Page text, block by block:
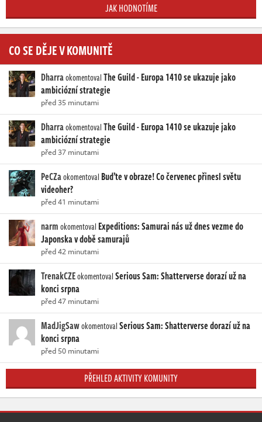
JAK HODNOTÍME
CO SE DĚJE V KOMUNITĚ
DharraokomentovalThe Guild - Europa 1410 se ukazuje jako
ambiciózní strategie
před 35 minutami
DharraokomentovalThe Guild - Europa 1410 se ukazuje jako
ambiciózní strategie
před 37 minutami
PeCZaokomentoval Buďte v obraze! Co červenec přinesl světu
videoher?
před 41 minutami
narmokomentoval Expeditions: Samurai nás už dnes vezme do
Japonska v době samurajů
před 42 minutami
TrenakCZEokomentovalSerious Sam: Shatterverse dorazí už na
konci srpna
před 47 minutami
MadJigSawokomentovalSerious Sam: Shatterverse dorazí už na
konci srpna
před 50 minutami
PŘEHLED AKTIVITY KOMUNITY